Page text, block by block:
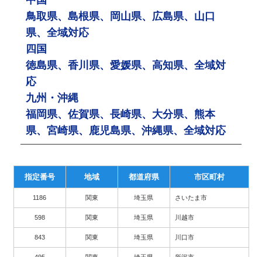
鳥取県、島根県、岡山県、広島県、山口
県、全域対応
四国
徳島県、香川県、愛媛県、高知県、全域対
応
九州・沖縄
福岡県、佐賀県、長崎県、大分県、熊本
県、宮崎県、鹿児島県、沖縄県、全域対応
指定番号 地域 都道府県 市区町村
1186 関東 埼玉県 さいたま市
598 関東 埼玉県 川越市
843 関東 埼玉県 川口市